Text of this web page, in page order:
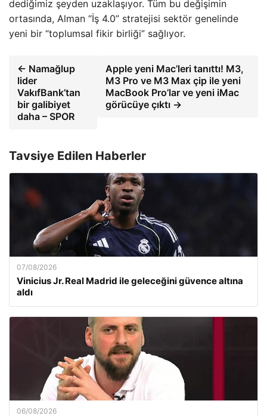
dediğimiz şeyden uzaklaşıyor. Tüm bu değişimin
ortasında, Alman “İş 4.0” stratejisi sektör genelinde
yeni bir “toplumsal fikir birliği” sağlıyor.
← Namağlup
lider
VakıfBank’tan
bir galibiyet
daha – SPOR
Apple yeni Mac’leri tanıttı! M3,
M3 Pro ve M3 Max çip ile yeni
MacBook Pro’lar ve yeni iMac
görücüye çıktı →
Tavsiye Edilen Haberler
07/08/2026
Vinicius Jr. Real Madrid ile geleceğini güvence altına
aldı
06/08/2026